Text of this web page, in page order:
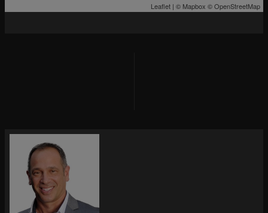
Leaflet | © Mapbox ©OpenStreetMap